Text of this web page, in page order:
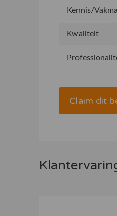
Kennis/
Kwaliteit
Claim dit